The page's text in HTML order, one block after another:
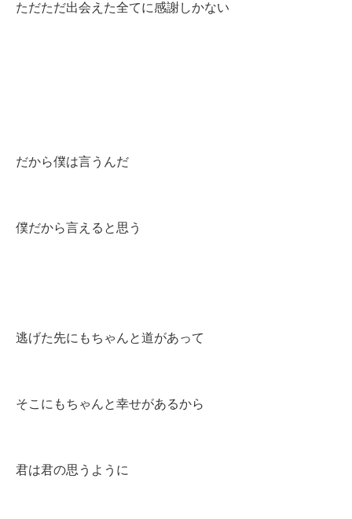
ただただ出会えた全てに感謝しかない
だから僕は言うんだ
僕だから言えると思う
逃げた先にもちゃんと道があって
そこにもちゃんと幸せがあるから
君は君の思うように